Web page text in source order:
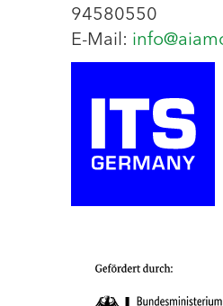
94580550
E-Mail: